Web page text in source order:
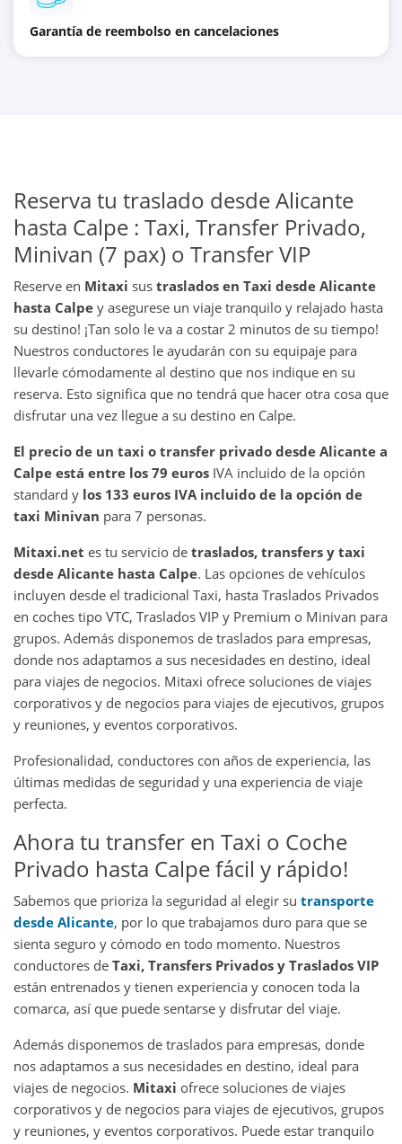
Garantía de reembolso en cancelaciones
Reserva tu traslado desde Alicante
hasta Calpe : Taxi, Transfer Privado,
Minivan (7 pax) o Transfer VIP
Reserve en Mitaxi sus traslados en Taxi desde Alicante
hasta Calpe y asegurese un viaje tranquilo y relajado hasta
su destino! ¡Tan solo le va a costar 2 minutos de su tiempo!
Nuestros conductores le ayudarán con su equipaje para
llevarle cómodamente al destino que nos indique en su
reserva. Esto significa que no tendrá que hacer otra cosa que
disfrutar una vez llegue a su destino en Calpe.
El precio de un taxi o transfer privado desde Alicante a
Calpe está entre los 79 euros IVA incluido de la opción
standard y los 133 euros IVA incluido de la opción de
taxi Minivan para 7 personas.
Mitaxi.net es tu servicio de traslados, transfers y taxi
desde Alicante hasta Calpe. Las opciones de vehículos
incluyen desde el tradicional Taxi, hasta Traslados Privados
en coches tipo VTC, Traslados VIP y Premium o Minivan para
grupos. Además disponemos de traslados para empresas,
donde nos adaptamos a sus necesidades en destino, ideal
para viajes de negocios. Mitaxi ofrece soluciones de viajes
corporativos y de negocios para viajes de ejecutivos, grupos
y reuniones, y eventos corporativos.
Profesionalidad, conductores con años de experiencia, las
últimas medidas de seguridad y una experiencia de viaje
perfecta.
Ahora tu transfer en Taxi o Coche
Privado hasta Calpe fácil y rápido!
Sabemos que prioriza la seguridad al elegir su transporte
desde Alicante, por lo que trabajamos duro para que se
sienta seguro y cómodo en todo momento. Nuestros
conductores de Taxi, Transfers Privados y Traslados VIP
están entrenados y tienen experiencia y conocen toda la
comarca, así que puede sentarse y disfrutar del viaje.
Además disponemos de traslados para empresas, donde
nos adaptamos a sus necesidades en destino, ideal para
viajes de negocios. Mitaxi ofrece soluciones de viajes
corporativos y de negocios para viajes de ejecutivos, grupos
y reuniones, y eventos corporativos. Puede estar tranquilo